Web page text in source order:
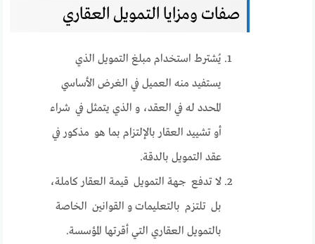
صفات ومزايا التمويل العقاري
يُشترط استخدام مبلغ التمويل الذي
يستفيد منه العميل في الغرض الأساسي
المحدد له في العقد، و الذي يتمثل في شراء
أو تشييد العقار بالإلتزام بما هو مذكور في
عقد التمويل بالدقة.
لا تدفع جهة التمويل قيمة العقار كاملة،
بل تلتزم بالتعليمات و القوانين الخاصة
بالتمويل العقاري التي أقرتها المؤسسة.